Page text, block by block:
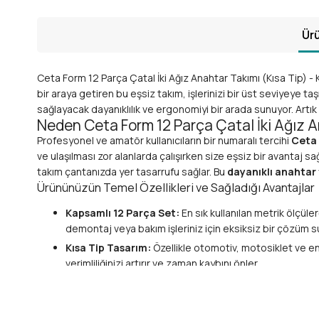
Ceta Form 12 Parça Çatal İki Ağız Anahtar Takımı (Kısa
bir araya getiren bu eşsiz takım, işlerinizi bir üst seviyeye
sağlayacak dayanıklılık ve ergonomiyi bir arada sunuyor.
Neden Ceta Form 12 Parça Çatal İki Ağız
Profesyonel ve amatör kullanıcıların bir numaralı tercihi Ceta
ve ulaşılması zor alanlarda çalışırken size eşsiz bir avantaj
takım çantanızda yer tasarrufu sağlar. Bu dayanıklı anahtar
Ürününüzün Temel Özellikleri ve Sağladığı Avantajlar
Kapsamlı 12 Parça Set: En sık kullanılan metrik
demontaj veya bakım işleriniz için eksiksiz bir çözüm
Kısa Tip Tasarım: Özellikle otomotiv, motosiklet ve
verimliliğinizi artırır ve zaman kaybını önler.